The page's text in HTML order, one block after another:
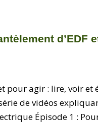
d’EDF
pour agir : lire, voir et
de vidéos
Épisode 1 :